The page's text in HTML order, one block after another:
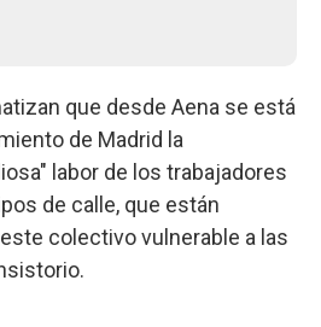
que desde Aena se está
de Madrid la
labor de los trabajadores
de calle, que están
colectivo vulnerable a las